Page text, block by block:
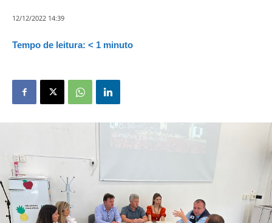
12/12/2022 14:39
Tempo de leitura: < 1 minuto